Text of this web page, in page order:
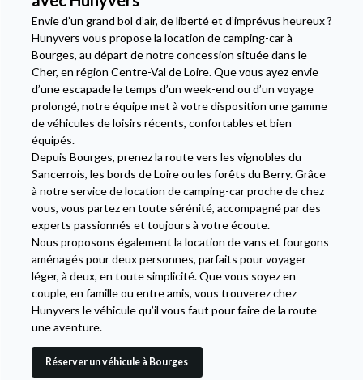
Envie d’un grand bol d’air, de liberté et d’imprévus heureux ?
Hunyvers vous propose la location de camping-car à
Bourges, au départ de notre concession située dans le
Cher, en région Centre-Val de Loire. Que vous ayez envie
d’une escapade le temps d’un week-end ou d’un voyage
prolongé, notre équipe met à votre disposition une gamme
de véhicules de loisirs récents, confortables et bien
équipés.
Depuis Bourges, prenez la route vers les vignobles du
Sancerrois, les bords de Loire ou les forêts du Berry. Grâce
à notre service de location de camping-car proche de chez
vous, vous partez en toute sérénité, accompagné par des
experts passionnés et toujours à votre écoute.
Nous proposons également la location de vans et fourgons
aménagés pour deux personnes, parfaits pour voyager
léger, à deux, en toute simplicité. Que vous soyez en
couple, en famille ou entre amis, vous trouverez chez
Hunyvers le véhicule qu’il vous faut pour faire de la route
une aventure.
Réserver un véhicule à Bourges